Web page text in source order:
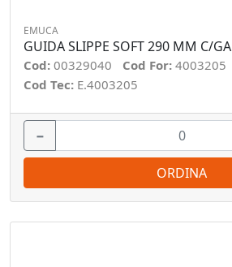
EMUCA
GUIDA SLIPPE SOFT 290 MM C/GA
Cod: 00329040 Cod For: 4003205
Cod Tec: E.4003205
−
ORDINA